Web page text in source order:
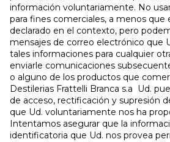
información voluntariamente. No
para fines comerciales, a menos
declarado en el contexto, pero
mensajes de correo electrónico que
tales informaciones para cualquier
enviarle comunicaciones
o alguno de los productos que
Destilerias Frattelli Branca s.a Ud.
de acceso, rectificación y supresión
que Ud. voluntariamente nos ha
Intentamos asegurar que la
identificatoria que Ud. nos provea